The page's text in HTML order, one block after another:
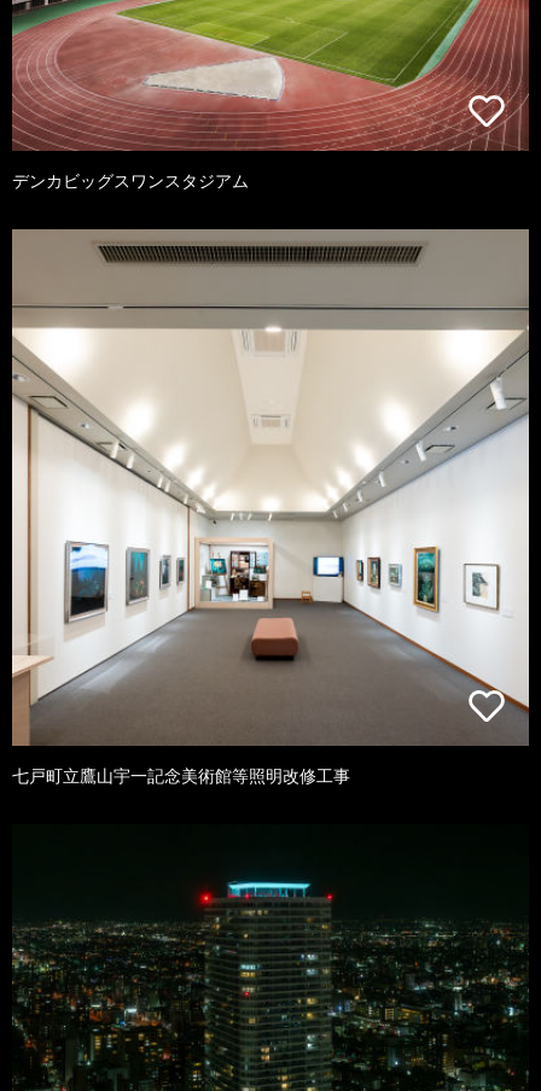
デンカビッグスワンスタジアム
七戸町立鷹山宇一記念美術館等照明改修工事